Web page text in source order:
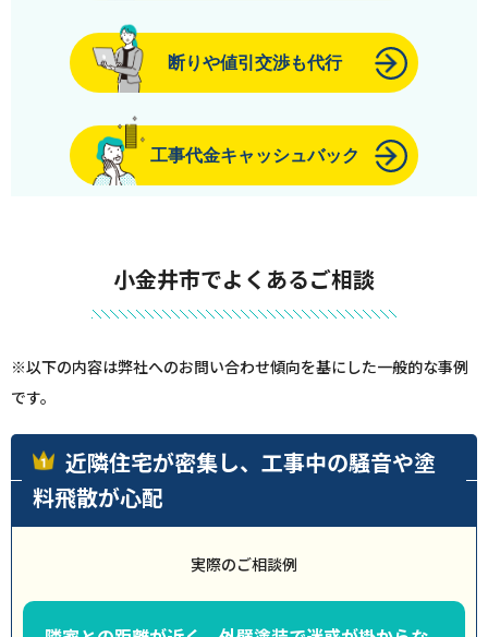
断りや値引交渉も代行
工事代金キャッシュバック
小金井市でよくあるご相談
※以下の内容は弊社へのお問い合わせ傾向を基にした一般的な事例
です。
近隣住宅が密集し、工事中の騒音や塗
料飛散が心配
実際のご相談例